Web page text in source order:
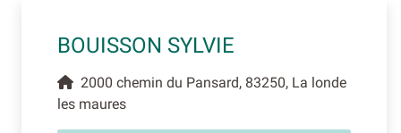
BOUISSON SYLVIE
2000 chemin du Pansard, 83250, La londe
les maures